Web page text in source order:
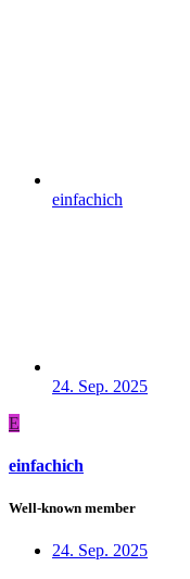
einfachich
24. Sep. 2025
E
einfachich
Well-known member
24. Sep. 2025